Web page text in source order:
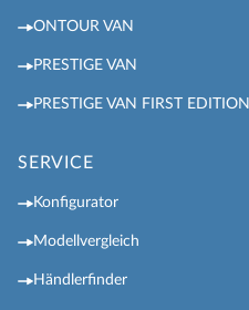
ONTOUR VAN
PRESTIGE VAN
PRESTIGE VAN FIRST EDITION
SERVICE
Konfigurator
Modellvergleich
Händlerfinder